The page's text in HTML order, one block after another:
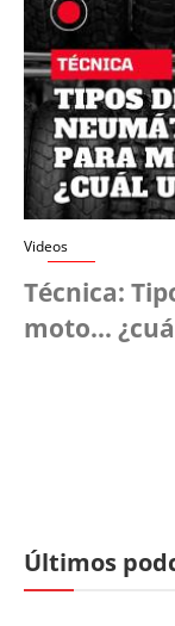
Videos
Técnica:
moto...
Últimos